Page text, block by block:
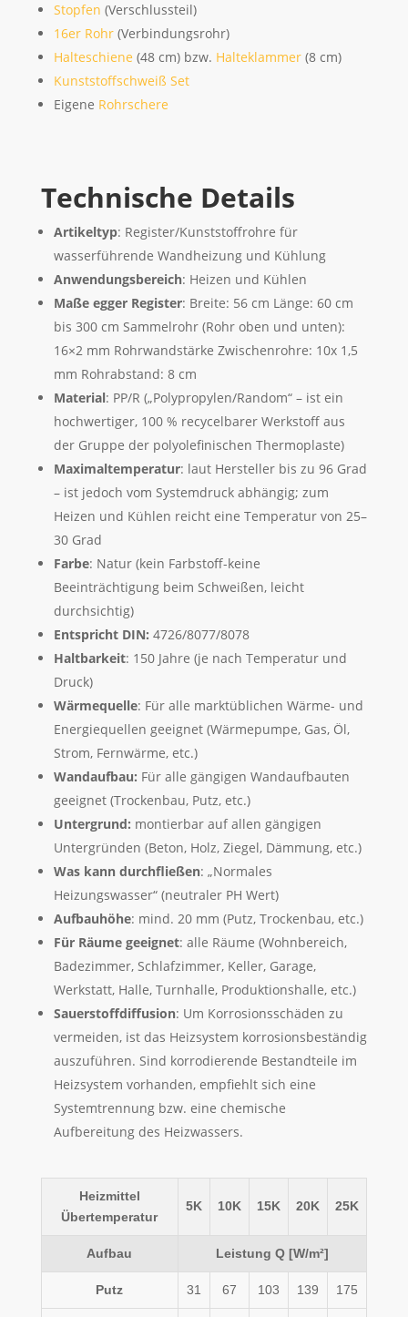
Stopfen (Verschlussteil)
16er Rohr(Verbindungsrohr)
Halteschiene (48 cm) bzw. Halteklammer(8 cm)
Kunststoffschweiß Set
Eigene Rohrschere
Technische Details
Artikeltyp: Register/Kunststoffrohre für
wasserführende Wandheizung und Kühlung
Anwendungsbereich: Heizen und Kühlen
Maße egger Register: Breite: 56 cm Länge: 60 cm
bis 300 cm Sammelrohr (Rohr oben und unten):
16×2 mm Rohrwandstärke Zwischenrohre: 10x 1,5
mm Rohrabstand: 8 cm
Material: PP/R („Polypropylen/Random“ – ist ein
hochwertiger, 100 % recycelbarer Werkstoff aus
der Gruppe der polyolefinischen Thermoplaste)
Maximaltemperatur: laut Hersteller bis zu 96 Grad
– ist jedoch vom Systemdruck abhängig; zum
Heizen und Kühlen reicht eine Temperatur von 25–
30 Grad
Farbe: Natur (kein Farbstoff-keine
Beeinträchtigung beim Schweißen, leicht
durchsichtig)
Entspricht DIN: 4726/8077/8078
Haltbarkeit: 150 Jahre (je nach Temperatur und
Druck)
Wärmequelle: Für alle marktüblichen Wärme- und
Energiequellen geeignet (Wärmepumpe, Gas, Öl,
Strom, Fernwärme, etc.)
Wandaufbau: Für alle gängigen Wandaufbauten
geeignet (Trockenbau, Putz, etc.)
Untergrund: montierbar auf allen gängigen
Untergründen (Beton, Holz, Ziegel, Dämmung, etc.)
Was kann durchfließen: „Normales
Heizungswasser“ (neutraler PH Wert)
Aufbauhöhe: mind. 20 mm (Putz, Trockenbau, etc.)
Für Räume geeignet: alle Räume (Wohnbereich,
Badezimmer, Schlafzimmer, Keller, Garage,
Werkstatt, Halle, Turnhalle, Produktionshalle, etc.)
Sauerstoffdiffusion: Um Korrosionsschäden zu
vermeiden, ist das Heizsystem korrosionsbeständig
auszuführen. Sind korrodierende Bestandteile im
Heizsystem vorhanden, empfiehlt sich eine
Systemtrennung bzw. eine chemische
Aufbereitung des Heizwassers.
Heizmittel
Übertemperatur
5K 10K 15K 20K 25K
Aufbau Leistung Q [W/m²]
Putz 31 67 103 139 175